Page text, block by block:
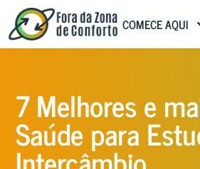
COMECE AQUI
7 Melhores e
Saúde para